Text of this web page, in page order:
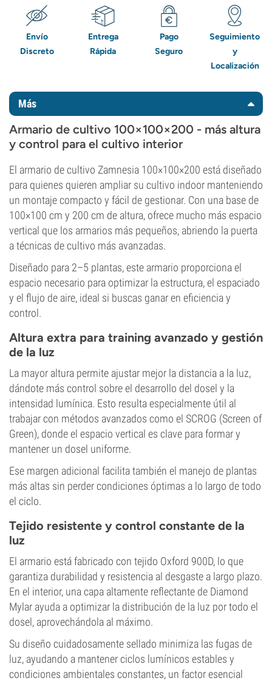
Envío
Discreto
Entrega
Rápida
Pago
Seguro
Seguimiento
y
Localización
Más
Armario de cultivo 100×100×200 - más altura
y control para el cultivo interior
El armario de cultivo Zamnesia 100×100×200 está diseñado
para quienes quieren ampliar su cultivo indoor manteniendo
un montaje compacto y fácil de gestionar. Con una base de
100×100 cm y 200 cm de altura, ofrece mucho más espacio
vertical que los armarios más pequeños, abriendo la puerta
a técnicas de cultivo más avanzadas.
Diseñado para 2–5 plantas, este armario proporciona el
espacio necesario para optimizar la estructura, el espaciado
y el flujo de aire, ideal si buscas ganar en eficiencia y
control.
Altura extra para training avanzado y gestión
de la luz
La mayor altura permite ajustar mejor la distancia a la luz,
dándote más control sobre el desarrollo del dosel y la
intensidad lumínica. Esto resulta especialmente útil al
trabajar con métodos avanzados como el SCROG (Screen of
Green), donde el espacio vertical es clave para formar y
mantener un dosel uniforme.
Ese margen adicional facilita también el manejo de plantas
más altas sin perder condiciones óptimas a lo largo de todo
el ciclo.
Tejido resistente y control constante de la
luz
El armario está fabricado con tejido Oxford 900D, lo que
garantiza durabilidad y resistencia al desgaste a largo plazo.
En el interior, una capa altamente reflectante de Diamond
Mylar ayuda a optimizar la distribución de la luz por todo el
dosel, aprovechándola al máximo.
Su diseño cuidadosamente sellado minimiza las fugas de
luz, ayudando a mantener ciclos lumínicos estables y
condiciones ambientales constantes, un factor esencial